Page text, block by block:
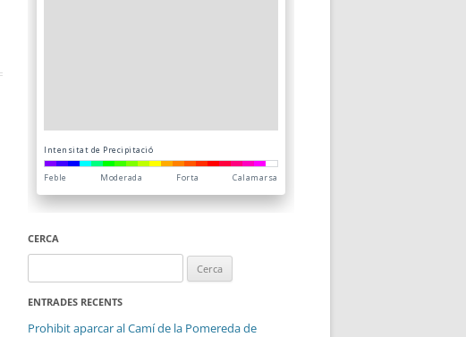
CERCA
ENTRADES RECENTS
Prohibit aparcar al Camí de la Pomereda de